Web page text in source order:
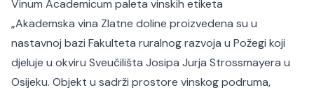
Vinum Academicum paleta vinskih etiketa
„Akademska vina Zlatne doline proizvedena su u
nastavnoj bazi Fakulteta ruralnog razvoja u Požegi koji
djeluje u okviru Sveučilišta Josipa Jurja Strossmayera u
Osijeku. Objekt u sadrži prostore vinskog podruma,